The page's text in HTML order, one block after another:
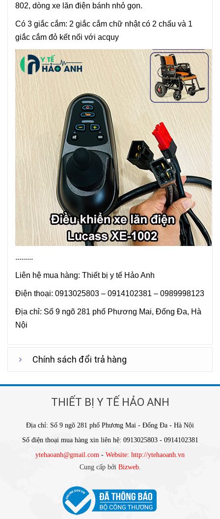
802, dòng xe lăn điện bánh nhỏ gọn.
Có 3 giắc cắm: 2 giắc cắm chữ nhật có 2 chấu và 1
giắc cắm đỏ kết nối với acquy
.........
Liên hệ mua hàng: Thiết bị y tế Hảo Anh
Điện thoại: 0913025803 – 0914102381 – 0989998123
Địa chỉ: Số 9 ngõ 281 phố Phương Mai, Đống Đa, Hà
Nội
Chính sách đổi trả hàng
THIẾT BỊ Y TẾ HẢO ANH
Địa chỉ: Số 9 ngõ 281 phố Phương Mai - Đống Đa - Hà Nội
Số điện thoại mua hàng xin liên hệ: 0913025803 - 0914102381
ytehaoanh@gmail.com - Website: http://ytehaoanh.vn
Cung cấp bởi Bizweb.